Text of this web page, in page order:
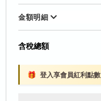
金額明細
含稅總額
🎁 登入享會員紅利點數